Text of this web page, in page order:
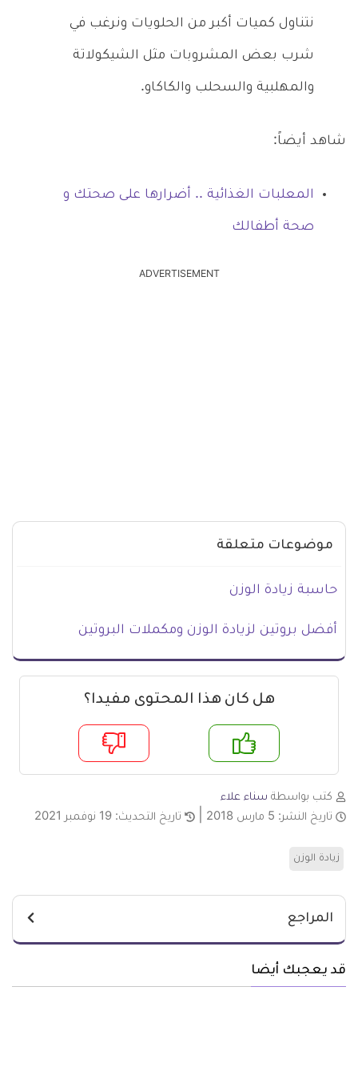
نتناول كميات أكبر من الحلويات ونرغب في
شرب بعض المشروبات مثل الشيكولاتة
والمهلبية والسحلب والكاكاو.
شاهد أيضاً:
المعلبات الغذائية .. أضرارها على صحتك و
صحة أطفالك
ADVERTISEMENT
موضوعات متعلقة
حاسبة زيادة الوزن
أفضل بروتين لزيادة الوزن ومكملات البروتين
هل كان هذا المحتوى مفيدا؟
نعم لا
كتب بواسطة سناء علاء
تاريخ النشر: 5 مارس 2018 تاريخ التحديث: 19 نوفمبر 2021
زيادة الوزن
المراجع
قد يعجبك أيضا